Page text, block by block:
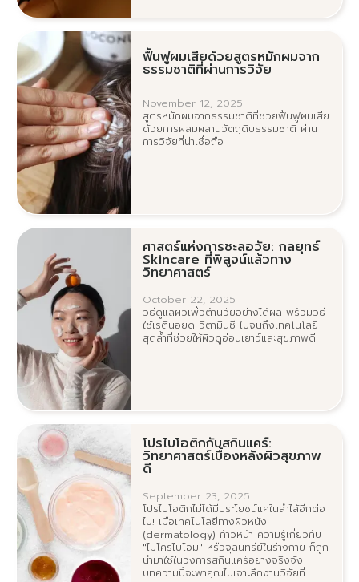
ฟื้นฟูผมเสียด้วยสูตรหมักผมจาก
ธรรมชาติที่ผ่านการวิจัย
November 12, 2025
สูตรหมักผมจากธรรมชาติที่ช่วยฟื้นฟูผมเสีย
ด้วยการผสมผสานวัตถุดิบธรรมชาติ ผ่าน
การวิจัยที่น่าเชื่อถือ
ศาสตร์แห่งการชะลอวัย: กลยุทธ์
Skincare ที่พิสูจน์แล้วทาง
วิทยาศาสตร์
October 22, 2025
วิธีดูแลผิวเพื่อต้านวัยอย่างได้ผล พร้อมวิธี
ใช้เรตินอยด์ วิตามินซี ไปจนถึงเทคโนโลยี
สุดล้ำที่ช่วยให้ผิวดูอ่อนเยาว์และสุขภาพดี
โปรไบโอติกกับสกินแคร์:
วิทยาศาสตร์เบื้องหลังผิวสุขภาพ
ดี
September 23, 2025
โปรไบโอติกไม่ได้มีประโยชน์แค่ในลำไส้อีกต่อ
ไป! เมื่อเทคโนโลยีทางผิวหนัง
(dermatology) ก้าวหน้า ความรู้เกี่ยวกับ
"ไมโครไบโอม" หรือจุลินทรีย์ในร่างกาย ก็ถูก
นำมาใช้ในวงการสกินแคร์อย่างจริงจัง
บทความนี้จะพาคุณไปเจาะลึกงานวิจัยที่